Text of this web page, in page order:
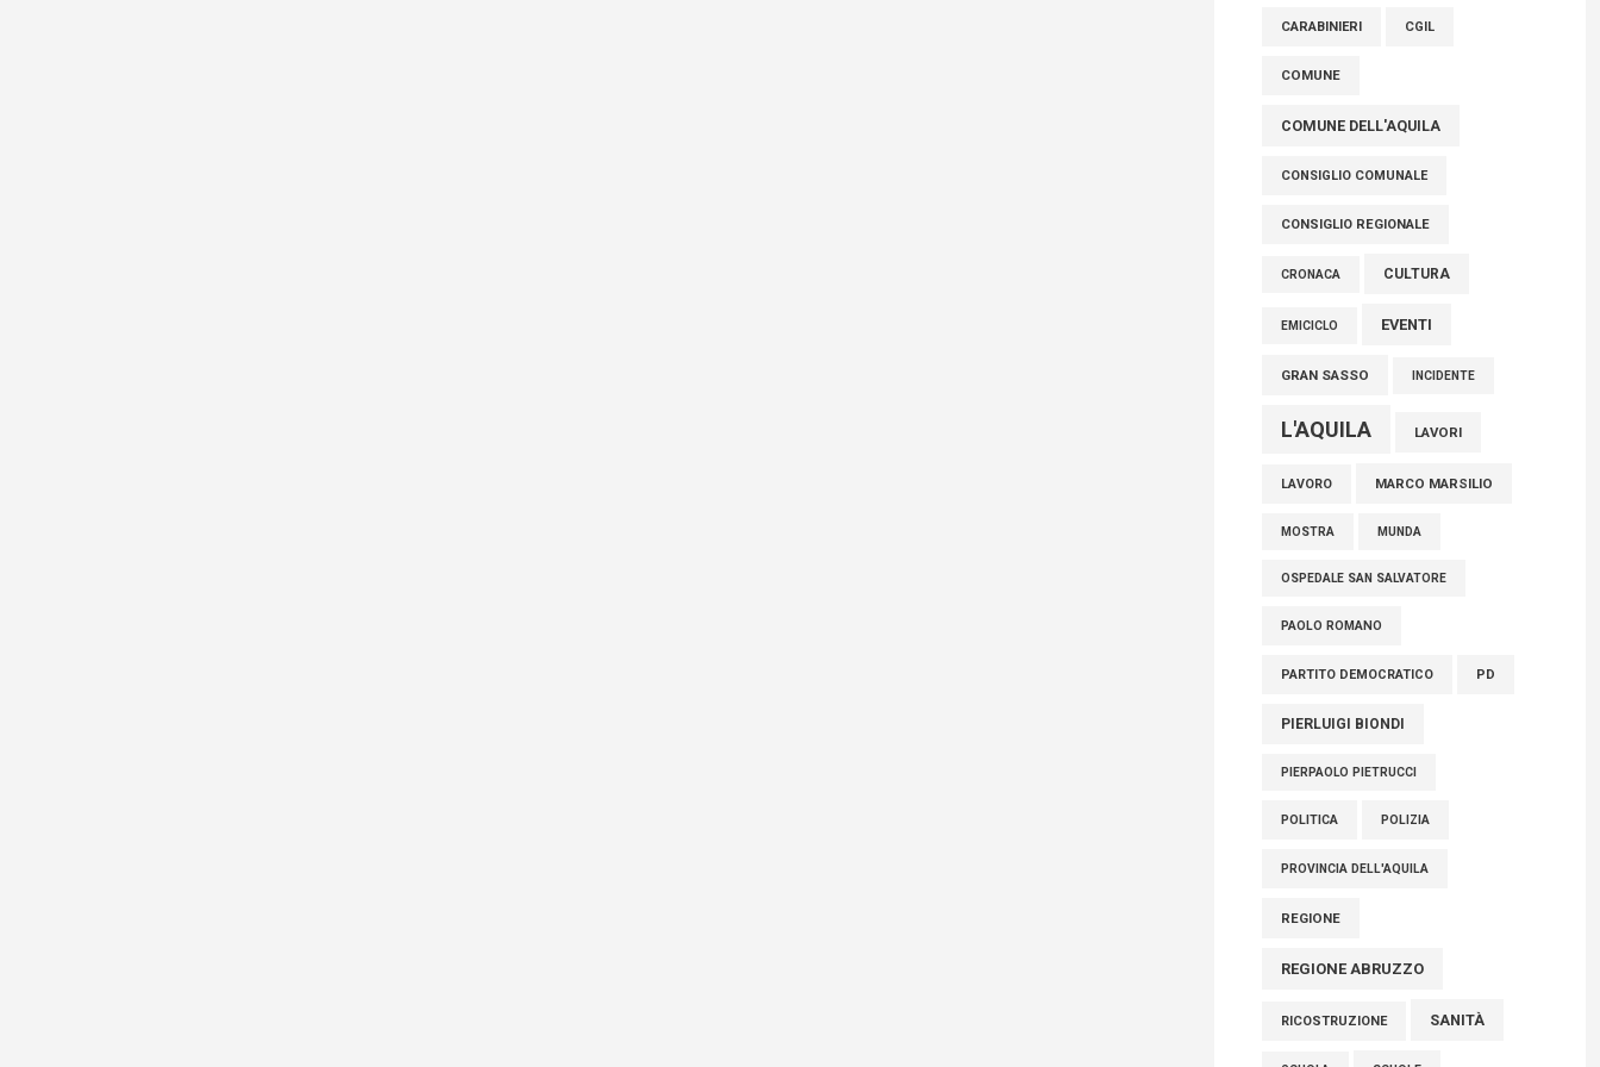
tra cui molti abruzzesi"
06 Agosto 2026
CARABINIERI CGIL
COMUNE
COMUNE DELL'AQUILA
CONSIGLIO COMUNALE
CONSIGLIO REGIONALE
CRONACA CULTURA
EMICICLO EVENTI
GRAN SASSO INCIDENTE
L'AQUILA LAVORI
LAVORO MARCO MARSILIO
MOSTRA MUNDA
OSPEDALE SAN SALVATORE
PAOLO ROMANO
PARTITO DEMOCRATICO PD
PIERLUIGI BIONDI
PIERPAOLO PIETRUCCI
POLITICA POLIZIA
PROVINCIA DELL'AQUILA
REGIONE
REGIONE ABRUZZO
RICOSTRUZIONE SANITÀ